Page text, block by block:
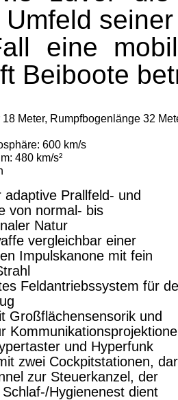
eine
Beiboote
Meter, Rumpfbogenlänge 32
600 km/s
480 km/s²
Prallfeld- und
von normal- bis
Natur
vergleichbar einer
Impulskanone mit fein
Feldantriebssystem für
Großflächensensorik und
und Hyperfunk
zwei Cockpitstationen,
zur Steuerkanzel, der
Hygienenest dient